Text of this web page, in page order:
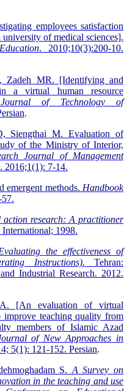
employees satisfaction
of medical sciences].
. 2010;10(3):200-10.
Zadeh MR. [Identifying and
a virtual human resource
Journal of Technology of
.
Siengthai M. Evaluation of
of the Ministry of Interior,
Journal of Management
. 2016;1(1): 7-14.
emergent methods. Handbook
action research: A practitioner
1998.
the effectiveness of
Instructions). Tehran:
Industrial Research. 2012.
[An evaluation of virtual
improve teaching quality from
members of Islamic Azad
of New Approaches in
5(1): 121-152. Persian.
S. A Survey on
in the teaching and use